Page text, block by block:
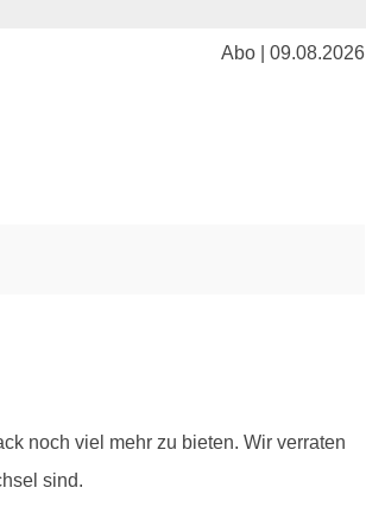
Abo | 09.08.2026
noch viel mehr zu bieten. Wir verraten
sind.